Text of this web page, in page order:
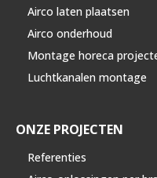
Airco laten plaatsen
Airco onderhoud
Montage horeca
Luchtkanalen montage
ONZE PROJECTEN
Referenties